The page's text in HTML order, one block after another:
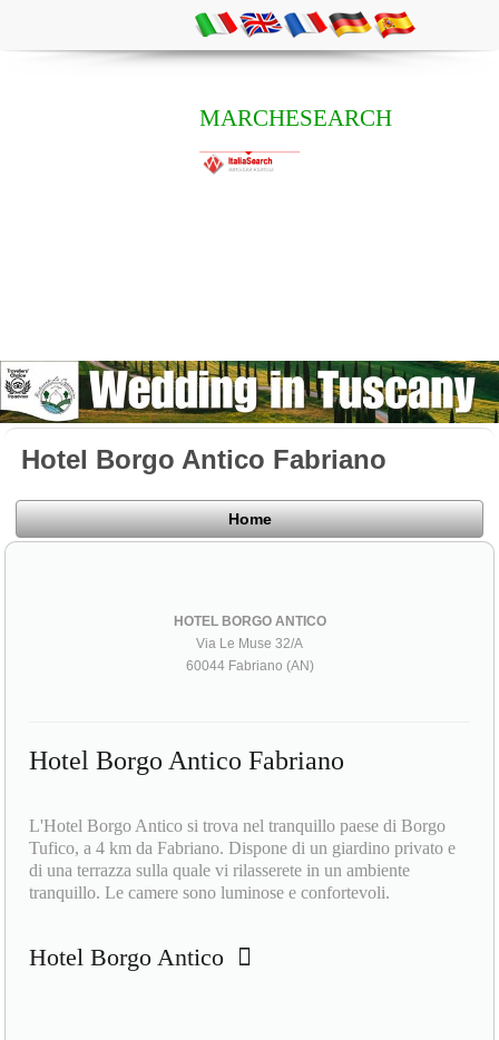
MARCHESEARCH
Hotel Borgo Antico Fabriano
Home
HOTEL BORGO ANTICO
Via Le Muse 32/A
60044 Fabriano (AN)
Hotel Borgo Antico Fabriano
L'Hotel Borgo Antico si trova nel tranquillo paese di Borgo
Tufico, a 4 km da Fabriano. Dispone di un giardino privato e
di una terrazza sulla quale vi rilasserete in un ambiente
tranquillo. Le camere sono luminose e confortevoli.
Hotel Borgo Antico